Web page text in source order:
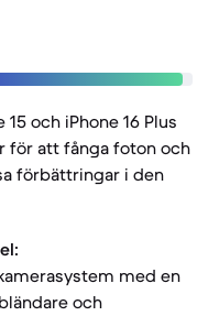
och iPhone 16 Plus
för att fånga foton och
förbättringar i den
med en
och